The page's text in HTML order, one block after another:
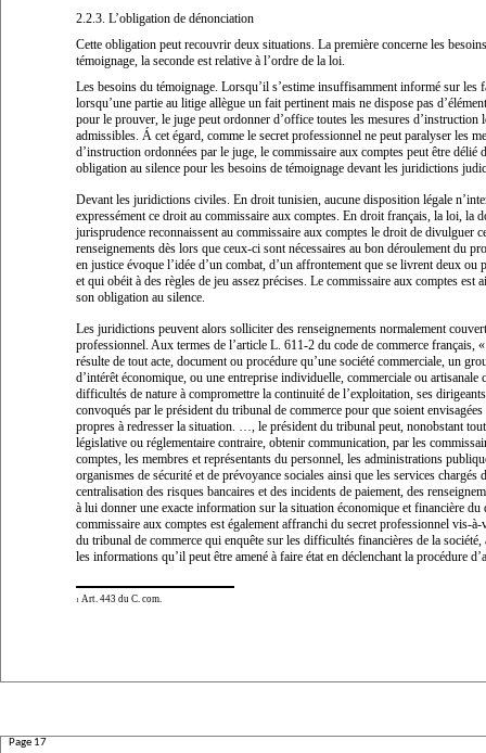
2.2.3. L’obligation de dénonciation
Cette obligation peut recouvrir deux situations. La première concerne les
témoignage, la seconde est relative à l’ordre de la loi.
Les besoins du témoignage. Lorsqu’il s’estime insuffisamment informé sur les
lorsqu’une partie au litige allègue un fait pertinent mais ne dispose pas
pour le prouver, le juge peut ordonner d’office toutes les mesures d’instruction
admissibles. Á cet égard, comme le secret professionnel ne peut paralyser les
d’instruction ordonnées par le juge, le commissaire aux comptes peut être délié
obligation au silence pour les besoins de témoignage devant les juridictions
Devant les juridictions civiles. En droit tunisien, aucune disposition légale
expressément ce droit au commissaire aux comptes. En droit français, la loi, la
jurisprudence reconnaissent au commissaire aux comptes le droit de divulguer
renseignements dès lors que ceux-ci sont nécessaires au bon déroulement du
en justice évoque l’idée d’un combat, d’un affrontement que se livrent deux ou
et qui obéit à des règles de jeu assez précises. Le commissaire aux comptes est
son obligation au silence.
Les juridictions peuvent alors solliciter des renseignements normalement
professionnel. Aux termes de l’article L. 611-2 du code de commerce français,
résulte de tout acte, document ou procédure qu’une société commerciale, un
d’intérêt économique, ou une entreprise individuelle, commerciale ou artisanale
difficultés de nature à compromettre la continuité de l’exploitation, ses
convoqués par le président du tribunal de commerce pour que soient envisagées
propres à redresser la situation. …, le président du tribunal peut, nonobstant
législative ou réglementaire contraire, obtenir communication, par les
comptes, les membres et représentants du personnel, les administrations
organismes de sécurité et de prévoyance sociales ainsi que les services chargés
centralisation des risques bancaires et des incidents de paiement, des
à lui donner une exacte information sur la situation économique et financière du
commissaire aux comptes est également affranchi du secret professionnel vis-
du tribunal de commerce qui enquête sur les difficultés financières de la
les informations qu’il peut être amené à faire état en déclenchant la procédure
1 Art. 443 du C. com.
Page 17